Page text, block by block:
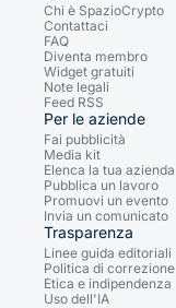
Chi è SpazioCrypto
Contattaci
FAQ
Diventa membro
Widget gratuiti
Note legali
Feed RSS
Per le aziende
Fai pubblicità
Media kit
Elenca la tua azienda
Pubblica un lavoro
Promuovi un evento
Invia un comunicato
Trasparenza
Linee guida editoriali
Politica di correzione
Etica e indipendenza
Uso dell'IA